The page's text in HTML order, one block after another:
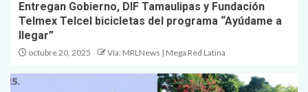
Entregan Gobierno, DIF Tamaulipas y Fundación
Telmex Telcel bicicletas del programa “Ayúdame a
llegar”
octubre 20, 2025 Vía: MRLNews | Mega Red Latina